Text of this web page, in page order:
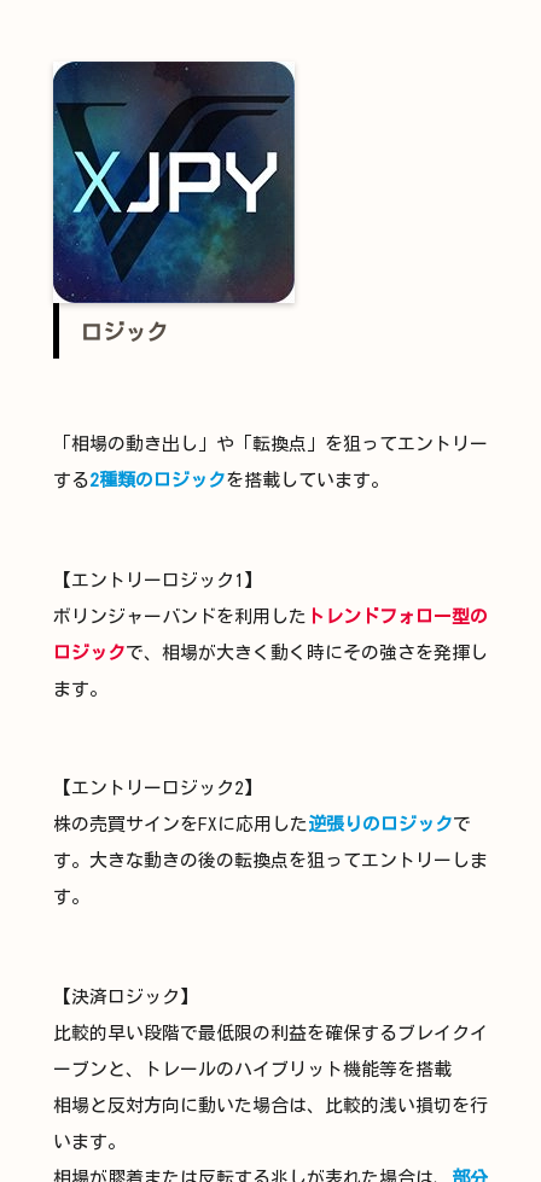
ロジック
「相場の動き出し」や「転換点」を狙ってエントリー
する2種類のロジックを搭載しています。
【エントリーロジック1】
ボリンジャーバンドを利用した トレンドフォロー型の
ロジックで、相場が大きく動く時にその強さを発揮し
ます。
【エントリーロジック2】
株の売買サインをFXに応用した 逆張りのロジックで
す。大きな動きの後の転換点を狙ってエントリーしま
す。
【決済ロジック】
比較的早い段階で最低限の利益を確保するブレイクイ
ーブンと、トレールのハイブリット機能等を搭載
相場と反対方向に動いた場合は、比較的浅い損切を行
います。
相場が膠着または反転する兆しが表れた場合は、 部分